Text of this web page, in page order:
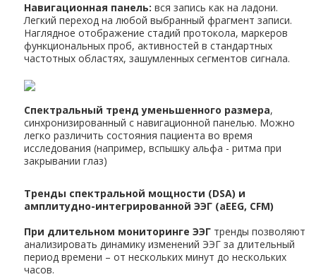
Навигационная панель: вся запись как на ладони.
Легкий переход на любой выбранный фрагмент записи.
Наглядное отображение стадий протокола, маркеров
функциональных проб, активностей в стандартных
частотных областях, зашумленных сегментов сигнала.
Спектральный тренд уменьшенного размера,
синхронизированный с навигационной панелью. Можно
легко различить состояния пациента во время
исследования (например, вспышку альфа - ритма при
закрывании глаз)
Тренды спектральной мощности (DSA) и
амплитудно-интегрированной ЭЭГ (aEEG, CFM)
При длительном мониторинге ЭЭГ тренды позволяют
анализировать динамику изменений ЭЭГ за длительный
период времени – от нескольких минут до нескольких
часов.